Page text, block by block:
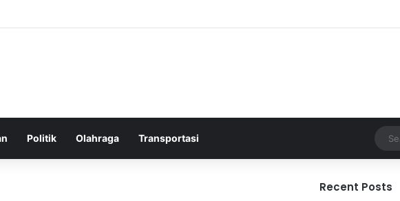
Politik Olahraga Transportasi
Recent Posts